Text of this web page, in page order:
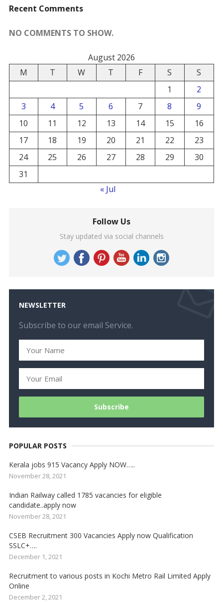
Recent Comments
NO COMMENTS TO SHOW.
August 2026
M
T W T F S
S
1
2
3
4 5 6 7 8
9
10
11 12 13 14 15
16
17
18 19 20 21 22
23
24
25 26 27 28 29
30
31
« Jul
Follow Us
Stay updated via social channels
NEWSLETTER
Subscribe to our email Service.
POPULAR POSTS
Kerala jobs 915 Vacancy Apply NOW…..
November 28, 2021
Indian Railway called 1785 vacancies for eligible
candidate..apply now
November 28, 2021
CSEB Recruitment 300 Vacancies Apply now Qualification
SSLC+….
December 1, 2021
Recruitment to various posts in Kochi Metro Rail Limited Apply
Online
December 2, 2021